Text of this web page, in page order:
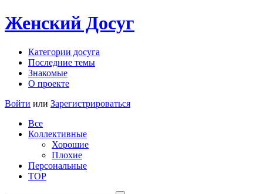
Женский Досуг
Категории досуга
Последние темы
Знакомые
О проекте
Войти или Зарегистрироваться
Все
Коллективные
Хорошие
Плохие
Персональные
TOP